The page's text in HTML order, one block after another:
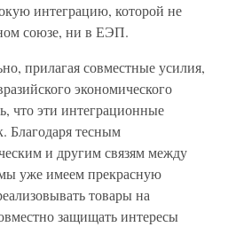
интеграцию, которой не
союзе, ни в ЕЭП.
прилагая совместные усилия,
экономического
что эти интеграционные
Благодаря тесным
и другим связям между
уже имеем прекрасную
товары на
защищать интересы